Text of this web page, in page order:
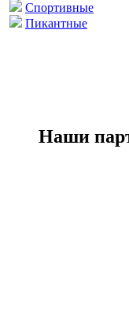
Спортивные
Пикантные
Наши